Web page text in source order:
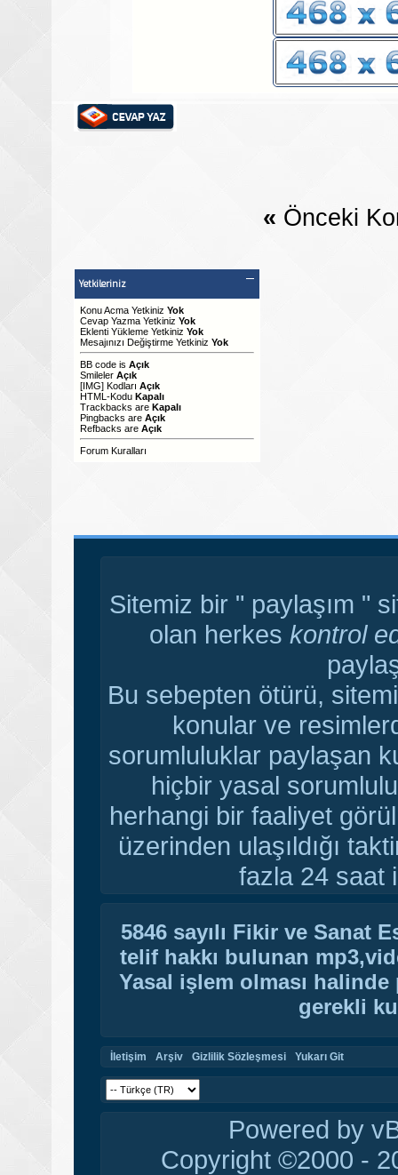
« Önceki
Yetkileriniz
Konu Acma Yetkiniz Yok
Cevap Yazma Yetkiniz Yok
Eklenti Yükleme Yetkiniz Yok
Mesajınızı Değiştirme Yetkiniz Yok
BB code is Açık
Smileler Açık
[IMG] Kodları Açık
HTML-Kodu Kapalı
Trackbacks are Kapalı
Pingbacks are Açık
Refbacks are Açık
Forum Kuralları
Sitemiz bir " paylaşım "
olan herkes kontrol
Bu sebepten ötürü,
konular ve
sorumluluklar paylaşan
hiçbir yasal
herhangi bir faaliyet
üzerinden ulaşıldığı
fazla 24 saat
5846 sayılı Fikir ve Sanat
telif hakkı bulunan
Yasal işlem olması
gerekli
İletişim Arşiv Gizlilik Sözleşmesi Yukarı Git
Powered by
Copyright ©2000 -